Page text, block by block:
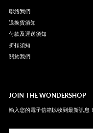
聯絡我們
退換貨須知
付款及運送須知
折扣須知
關於我們
JOIN THE WONDERSHOP
輸入您的電子信箱以收到最新訊息！